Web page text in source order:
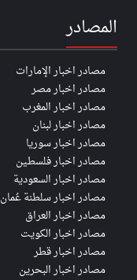
المصادر
مصادر اخبار الإمارات
مصادر اخبار مصر
مصادر اخبار المغرب
مصادر اخبار لبنان
مصادر اخبار سوريا
مصادر اخبار فلسطين
مصادر اخبار السعودية
مصادر اخبار سلطنة عُمان
مصادر اخبار العراق
مصادر اخبار الكويت
مصادر اخبار قطر
مصادر اخبار البحرين